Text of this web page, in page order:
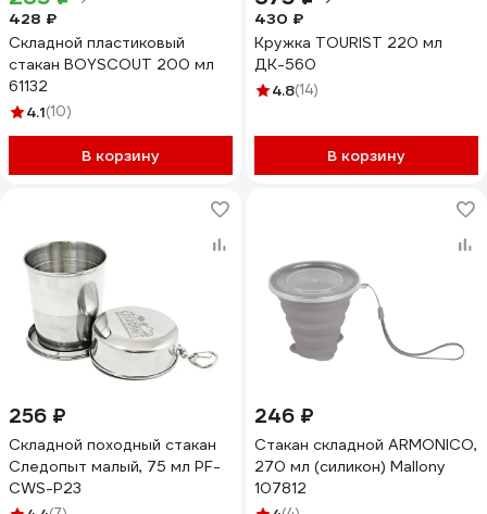
428 ₽
Складной пластиковый
стакан BOYSCOUT 200 мл
61132
4.1(10)
В корзину
430 ₽
Кружка TOURIST 220 мл
ДК-560
4.8(14)
В корзину
256 ₽
Складной походный стакан
Следопыт малый, 75 мл PF-
CWS-P23
246 ₽
Стакан складной ARMONICO,
270 мл (силикон) Mallony
107812